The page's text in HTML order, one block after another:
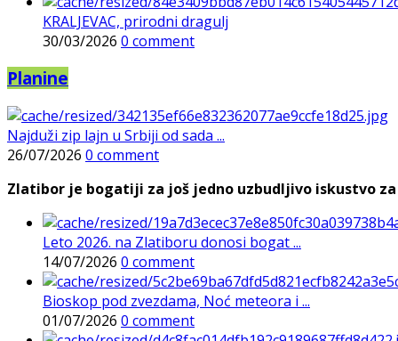
KRALJEVAC, prirodni dragulj
30/03/2026 0 comment
Planine
Najduži zip lajn u Srbiji od sada ...
26/07/2026 0 comment
Zlatibor je bogatiji za još jedno uzbudljivo iskustvo
Leto 2026. na Zlatiboru donosi bogat ...
14/07/2026 0 comment
Bioskop pod zvezdama, Noć meteora i ...
01/07/2026 0 comment